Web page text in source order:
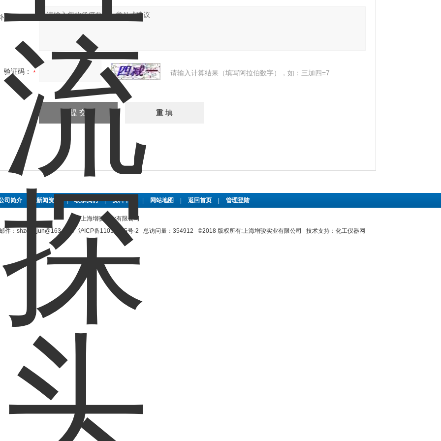
充说明：
验证码： 请输入计算结果（填写阿拉伯数字），如：三加四=7
司简介 新闻资讯 | 联系我们 | 资料下载 网站地图 返回首页 管理登陆
上海增骏实业有限公司
件：shzengjun@163.com 沪ICP备11017335号-2 总访问量：354912 ©2018 版权所有:上海增骏实业有限公司 技术支持： 化工仪器网